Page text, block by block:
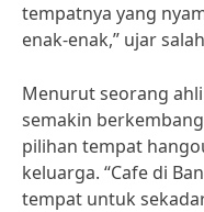
tempatnya yang
enak-enak,” ujar
Menurut seorang
semakin
pilihan tempat
keluarga. “Cafe di
tempat untuk